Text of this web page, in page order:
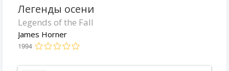
Легенды осени
Legends of the Fall
James Horner
1994